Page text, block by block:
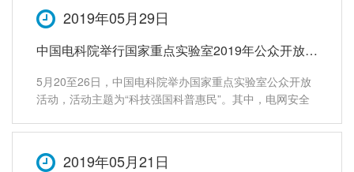
2019年05月29日
中国电科院举行国家重点实验室2019年公众开放活动
5月20至26日，中国电科院举办国家重点实验室公众开放
活动，活动主题为“科技强国科普惠民”。其中，电网安全
实验室和电网环境保护国家重点实验室面向公众开放，这
是中国电科院连续第七年举办该项活动
2019年05月21日